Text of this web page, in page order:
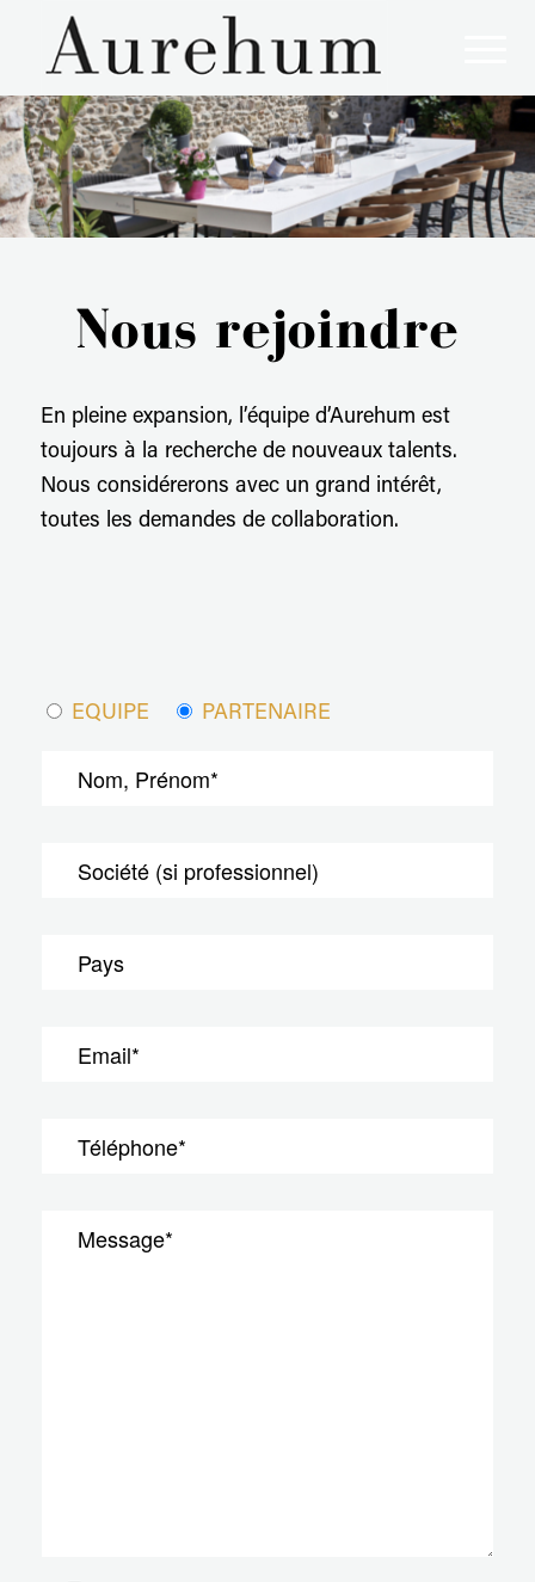
Nous rejoindre
En pleine expansion, l’équipe d’Aurehum est
toujours à la recherche de nouveaux talents.
Nous considérerons avec un grand intérêt,
toutes les demandes de collaboration.
EQUIPE PARTENAIRE